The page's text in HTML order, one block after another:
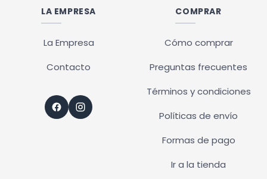
LA EMPRESA
La Empresa
Contacto
COMPRAR
Cómo comprar
Preguntas frecuentes
Términos y condiciones
Políticas de envío
Formas de pago
Ir a la tienda